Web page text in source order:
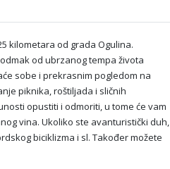
kilometara od grada Ogulina.
od ubrzanog tempa života
sobe i prekrasnim pogledom na
piknika, roštiljada i sličnih
opustiti i odmoriti, u tome će vam
vina. Ukoliko ste avanturistički duh,
biciklizma i sl. Također možete